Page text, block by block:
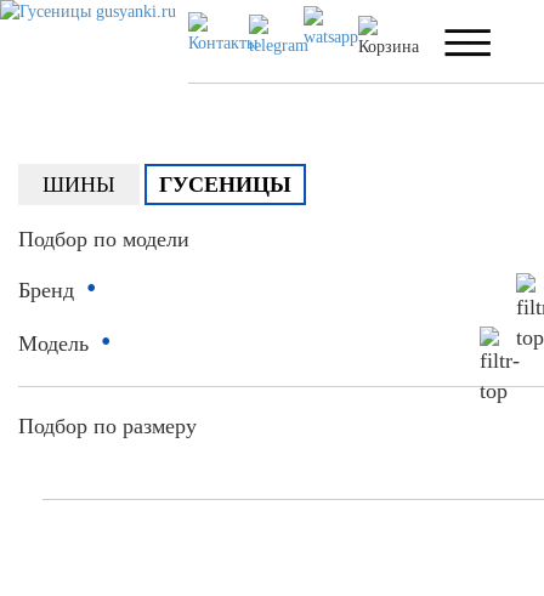
ШИНЫ ГУСЕНИЦЫ
Подбор по модели
Бренд •
Модель •
Подбор по размеру